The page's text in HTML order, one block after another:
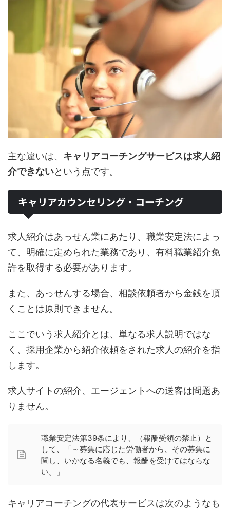
主な違いは、 キャリアコーチングサービスは求人紹
介できないという点です。
キャリアカウンセリング・コーチング
求人紹介はあっせん業にあたり、職業安定法によっ
て、明確に定められた業務であり、有料職業紹介免
許を取得する必要があります。
また、あっせんする場合、相談依頼者から金銭を頂
くことは原則できません。
ここでいう求人紹介とは、単なる求人説明ではな
く、採用企業から紹介依頼をされた求人の紹介を指
します。
求人サイトの紹介、エージェントへの送客は問題あ
りません。
職業安定法第39条により、（報酬受領の禁止）と
して、「～募集に応じた労働者から、その募集に
関し、いかなる名義でも、報酬を受けてはならな
い。」
キャリアコーチングの代表サービスは次のようなも